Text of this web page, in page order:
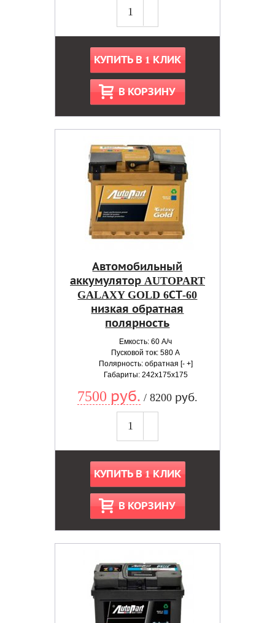
КУПИТЬ В 1 КЛИК
В КОРЗИНУ
Автомобильный
аккумулятор AUTOPART
GALAXY GOLD 6СТ-60
низкая обратная
полярность
Емкость: 60 А/ч
Пусковой ток: 580 А
Полярность: обратная [- +]
Габариты: 242x175x175
7500 руб. / 8200 руб.
КУПИТЬ В 1 КЛИК
В КОРЗИНУ